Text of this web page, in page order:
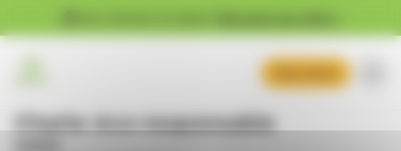
Charte éco-responsable
Gestion des cookies